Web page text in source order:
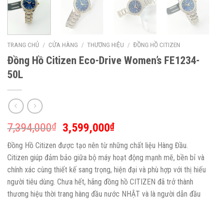
TRANG CHỦ / CỬA HÀNG / THƯƠNG HIỆU / ĐỒNG HỒ CITIZEN
Đồng Hồ Citizen Eco-Drive Women’s FE1234-
50L
7,394,000₫ 3,599,000₫
Đồng Hồ Citizen được tạo nên từ những chất liệu Hàng Đầu.
Citizen giúp đảm bảo giữa bộ máy hoạt động mạnh mẽ, bền bỉ và
chính xác cùng thiết kế sang trọng, hiện đại và phù hợp với thị hiếu
người tiêu dùng. Chưa hết, hãng đồng hồ CITIZEN đã trở thành
thương hiệu thời trang hàng đầu nước NHẬT và là người dẫn đầu